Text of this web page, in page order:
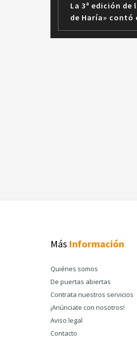
La 3ª edición
de Haría» contó
Más Información
Quiénes somos
De puertas abiertas
Contrata nuestros servicios
¡Anúnciate con nosotros!
Aviso legal
Contacto